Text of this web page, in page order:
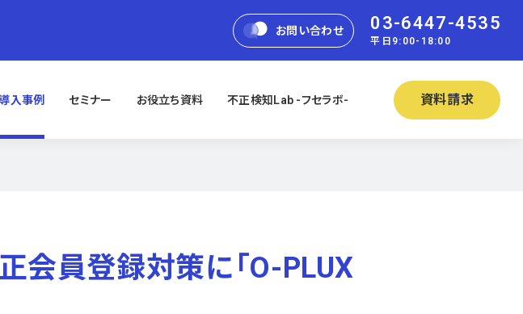
お問い合わせ 03-6447-4535
平日9:00-18:00
入事例 セミナー お役立ち資料 不正検知Lab -フセラボ- 資料請求
会員登録対策に「O-PLUX